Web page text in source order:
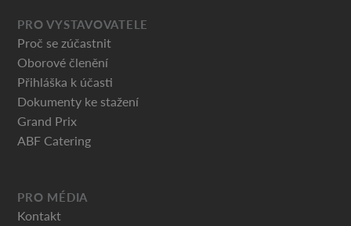
PRO VYSTAVOVATELE
Proč se zúčastnit
Oborové členění
Přihláška k účasti
Dokumenty ke stažení
Grand Prix
ABF Catering
PRO MÉDIA
Kontakt